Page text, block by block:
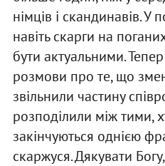
німців і скандинавів. У
навіть скарги на
бути актуальними.
розмови про те, що
звільнили частину
розподілили між тими,
закінчуються однією
скаржуся. Дякувати